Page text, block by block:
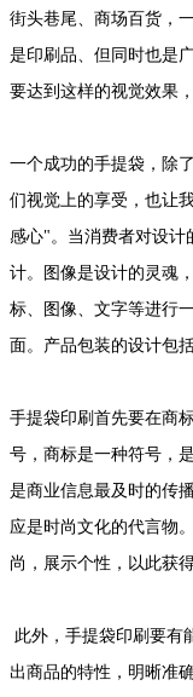
街头巷尾、商场百货，
是印刷品、但同时也是
要达到这样的视觉效果
一个成功的手提袋，除
们视觉上的享受，也让
感心"。当消费者对设计
计。图像是设计的灵魂
标、图像、文字等进行
面。产品包装的设计包
手提袋印刷首先要在商
号，商标是一种符号，
是商业信息最及时的传
应是时尚文化的代言物
尚，展示个性，以此获
此外，手提袋印刷要有
出商品的特性，明晰准